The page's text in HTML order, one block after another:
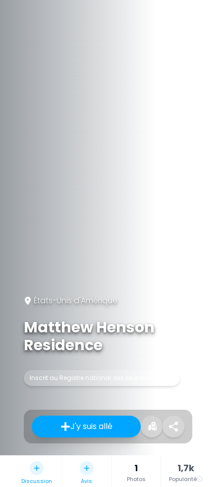
États-Unis d'Amérique
Matthew Henson
Residence
Inscrit au Registre national des lieux historiques
J'y suis allé
Discussion Avis
1
Photos
1,7k
Popularité